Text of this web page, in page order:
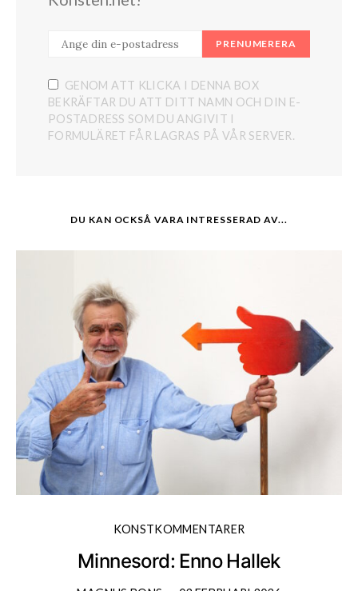
PRENUMERERA
GENOM ATT KLICKA I DENNA BOX
BEKRÄFTAR DU ATT DITT NAMN OCH DIN E-
POSTADRESS SOM DU ANGIVIT I
FORMULÄRET FÅR LAGRAS PÅ VÅR SERVER.
DU KAN OCKSÅ VARA INTRESSERAD AV...
KONSTKOMMENTARER
Minnesord: Enno Hallek